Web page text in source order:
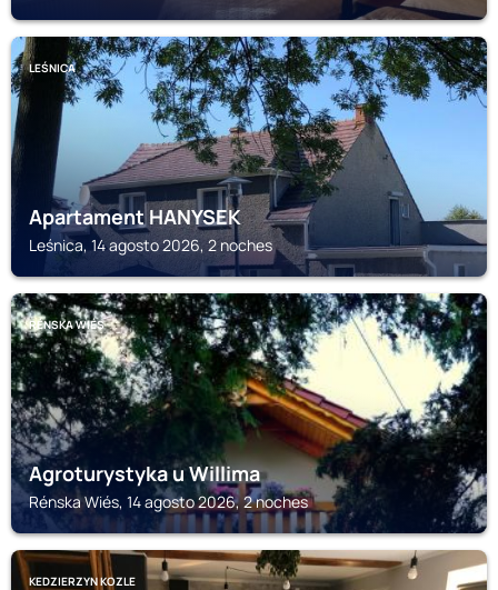
LEŚNICA
Apartament HANYSEK
Leśnica, 14 agosto 2026, 2 noches
RÉNSKA WIÉS
Agroturystyka u Willima
Rénska Wiés, 14 agosto 2026, 2 noches
KEDZIERZYN KOZLE